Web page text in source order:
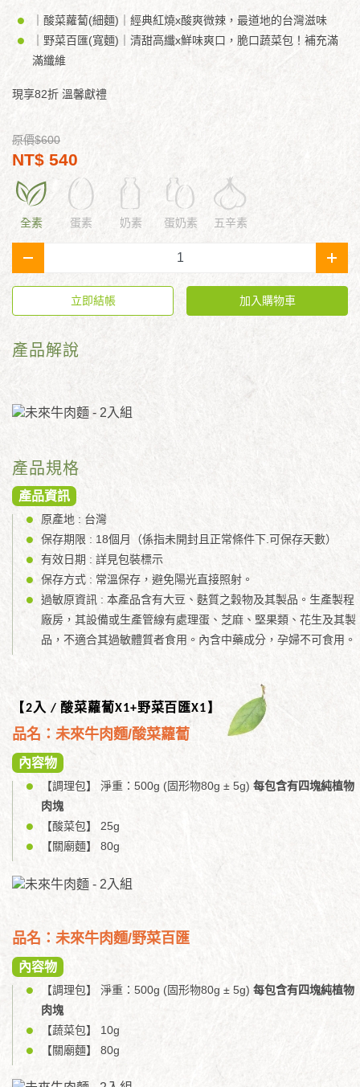
｜酸菜蘿蔔(細麵)｜經典紅燒x酸爽微辣，最道地的台灣滋味
｜野菜百匯(寬麵)｜清甜高纖x鮮味爽口，脆口蔬菜包！補充滿
滿纖維
現享82折 溫馨獻禮
原價$600
NT$ 540
全素 蛋素 奶素 蛋奶素 五辛素
- +
立即結帳 加入購物車
產品解說
產品規格
產品資訊
原產地 : 台灣
保存期限 : 18個月（係指未開封且正常條件下.可保存天數）
有效日期 : 詳見包裝標示
保存方式 : 常溫保存，避免陽光直接照射。
過敏原資訊 : 本產品含有大豆、麩質之穀物及其製品。生產製程
廠房，其設備或生產管線有處理蛋、芝麻、堅果類、花生及其製
品，不適合其過敏體質者食用。內含中藥成分，孕婦不可食用。
【2入 / 酸菜蘿蔔X1+野菜百匯X1】
品名：未來牛肉麵/酸菜蘿蔔
內容物
【調理包】 淨重：500g (固形物80g ± 5g) 每包含有四塊純植物
肉塊
【酸菜包】 25g
【關廟麵】 80g
品名：未來牛肉麵/野菜百匯
內容物
【調理包】 淨重：500g (固形物80g ± 5g) 每包含有四塊純植物
肉塊
【蔬菜包】 10g
【關廟麵】 80g